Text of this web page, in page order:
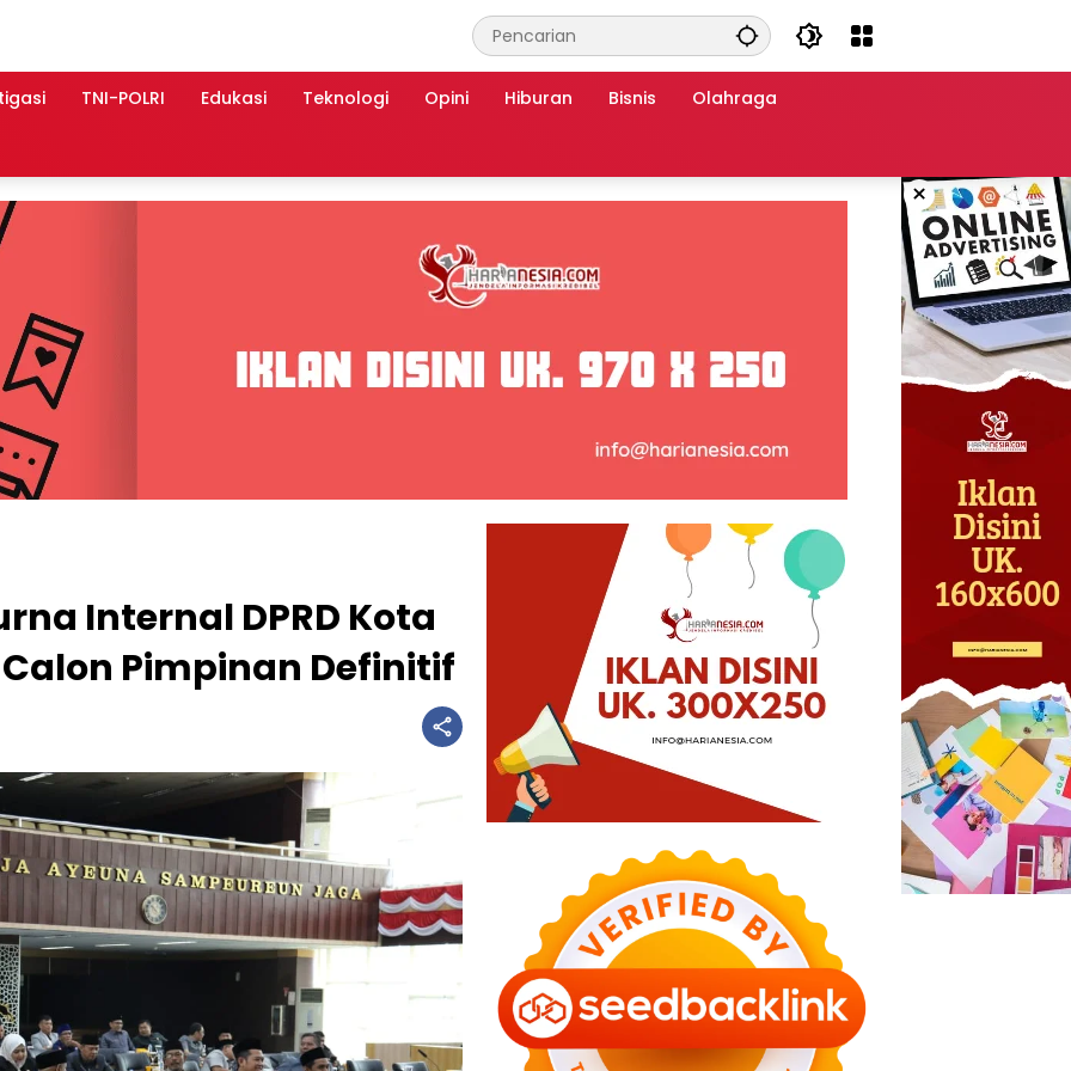
TNI-POLRI Edukasi Teknologi Opini Hiburan Bisnis Olahraga
×
Internal DPRD Kota
Pimpinan Definitif